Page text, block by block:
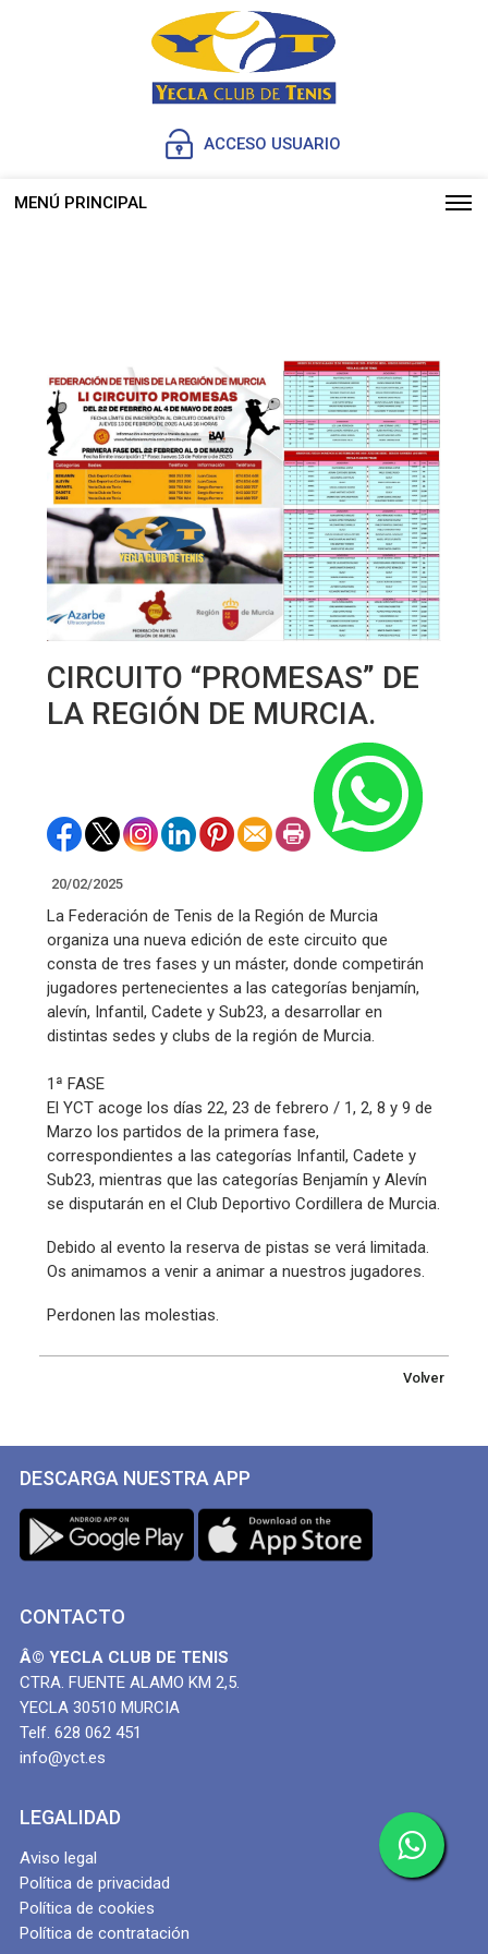
ACCESO USUARIO
MENÚ PRINCIPAL
CIRCUITO “PROMESAS” DE
LA REGIÓN DE MURCIA.
20/02/2025
La Federación de Tenis de la Región de Murcia
organiza una nueva edición de este circuito que
consta de tres fases y un máster, donde competirán
jugadores pertenecientes a las categorías benjamín,
alevín, Infantil, Cadete y Sub23, a desarrollar en
distintas sedes y clubs de la región de Murcia.
1ª FASE
El YCT acoge los días 22, 23 de febrero / 1, 2, 8 y 9 de
Marzo los partidos de la primera fase,
correspondientes a las categorías Infantil, Cadete y
Sub23, mientras que las categorías Benjamín y Alevín
se disputarán en el Club Deportivo Cordillera de Murcia.
Debido al evento la reserva de pistas se verá limitada.
Os animamos a venir a animar a nuestros jugadores.
Perdonen las molestias.
Volver
DESCARGA NUESTRA APP
CONTACTO
Â© YECLA CLUB DE TENIS
CTRA. FUENTE ALAMO KM 2,5.
YECLA 30510 MURCIA
Telf. 628 062 451
info@yct.es
LEGALIDAD
Aviso legal
Política de privacidad
Política de cookies
Política de contratación